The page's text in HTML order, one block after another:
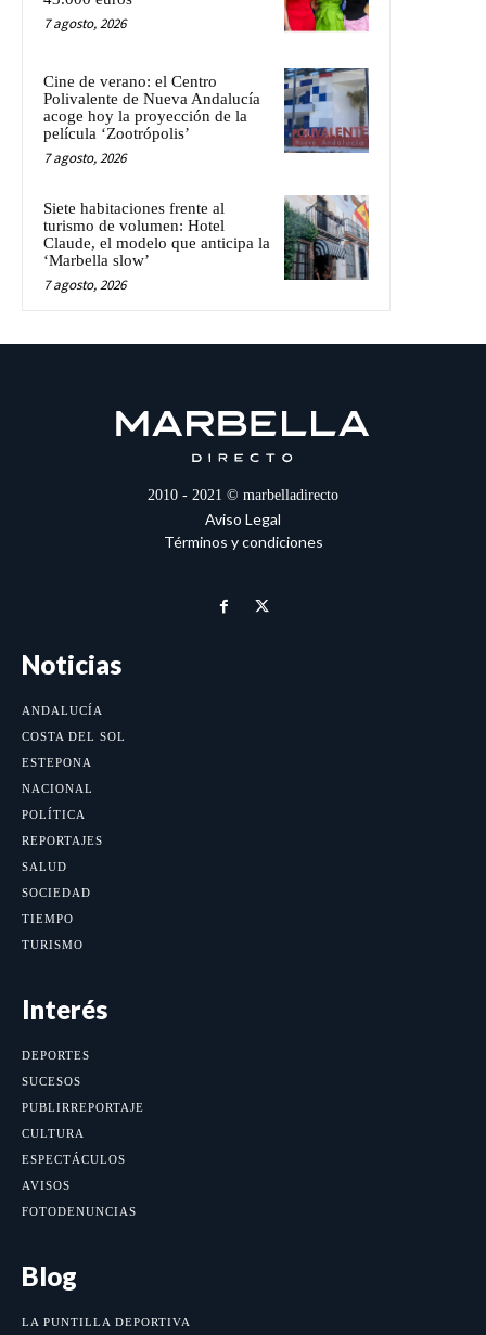
7 agosto, 2026
Cine de verano: el Centro
Polivalente de Nueva Andalucía
acoge hoy la proyección de la
película ‘Zootrópolis’
7 agosto, 2026
Siete habitaciones frente al
turismo de volumen: Hotel
Claude, el modelo que anticipa la
‘Marbella slow’
7 agosto, 2026
2010 - 2021 © marbelladirecto
Aviso Legal
Términos y condiciones
Noticias
ANDALUCÍA
COSTA DEL SOL
ESTEPONA
NACIONAL
POLÍTICA
REPORTAJES
SALUD
SOCIEDAD
TIEMPO
TURISMO
Interés
DEPORTES
SUCESOS
PUBLIRREPORTAJE
CULTURA
ESPECTÁCULOS
AVISOS
FOTODENUNCIAS
Blog
LA PUNTILLA DEPORTIVA